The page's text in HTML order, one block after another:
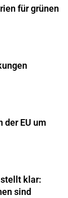
für grünen
der EU um
klar:
sind